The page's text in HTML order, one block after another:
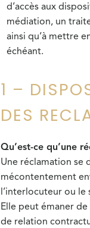
d’accès aux
médiation, un
ainsi qu’à mettre
échéant.
1 –
DES
Qu’est-ce qu’une
Une réclamation se
mécontentement
l’interlocuteur ou le
Elle peut émaner
de relation